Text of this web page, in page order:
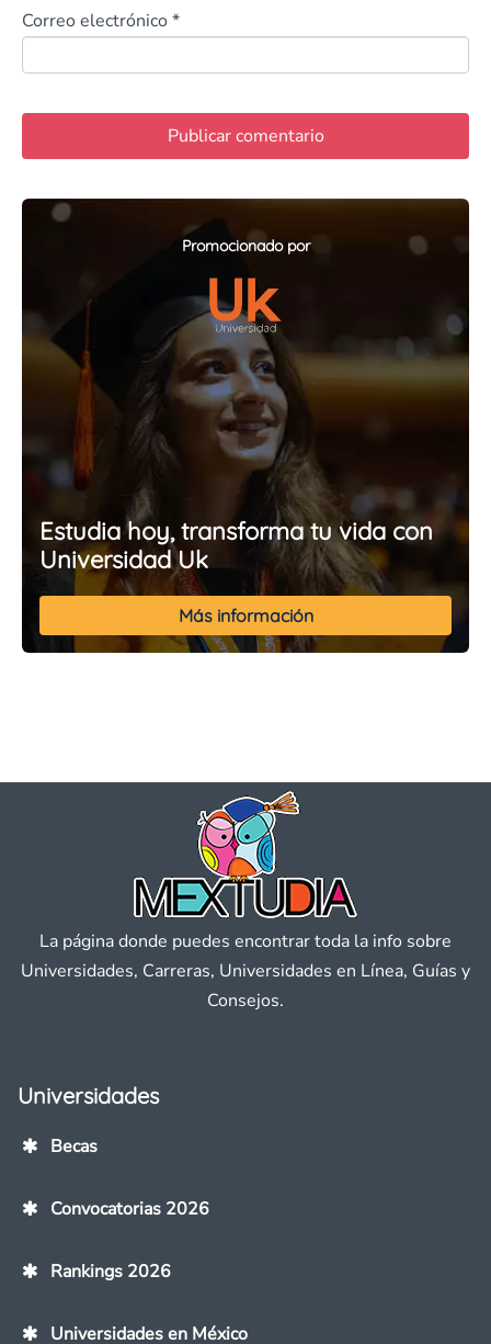
Promocionado por
Estudia hoy, transforma tu vida con
Universidad Uk
Más información
Correo electrónico *
La página donde puedes encontrar toda la info sobre
Universidades, Carreras, Universidades en Línea, Guías y
Consejos.
Universidades
Becas
Convocatorias 2026
Rankings 2026
Universidades en México